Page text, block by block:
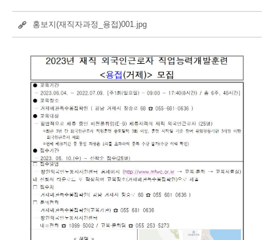
홍보지(재직자과정_용접)001.jpg